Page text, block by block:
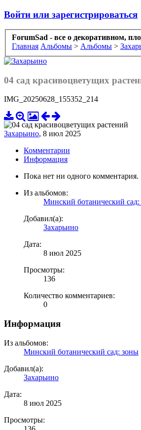
Войти или зарегистрироваться
ForumSad - все о декоративном,
Главная Альбомы > Альбомы >
04 сад красивоцветущих
IMG_20250628_155352_214
Захарьино, 8 июл 2025
Комментарии
Информация
Пока нет ни одного комментария.
Из альбомов:
Минский ботанический
Добавил(а):
Захарьино
Дата:
8 июл 2025
Просмотры:
136
Количество комментариев:
0
Информация
Из альбомов:
Минский ботанический сад: зоны
Добавил(а):
Захарьино
Дата:
8 июл 2025
Просмотры: